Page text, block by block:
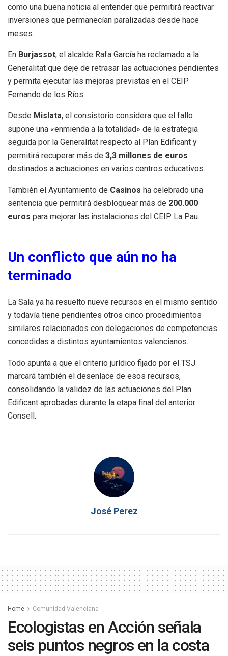
como una buena noticia al entender que permitirá reactivar
inversiones que permanecían paralizadas desde hace
meses.
En Burjassot, el alcalde Rafa García ha reclamado a la
Generalitat que deje de retrasar las actuaciones pendientes
y permita ejecutar las mejoras previstas en el CEIP
Fernando de los Ríos.
Desde Mislata, el consistorio considera que el fallo
supone una «enmienda a la totalidad» de la estrategia
seguida por la Generalitat respecto al Plan Edificant y
permitirá recuperar más de 3,3 millones de euros
destinados a actuaciones en varios centros educativos.
También el Ayuntamiento de Casinos ha celebrado una
sentencia que permitirá desbloquear más de 200.000
euros para mejorar las instalaciones del CEIP La Pau.
Un conflicto que aún no ha
terminado
La Sala ya ha resuelto nueve recursos en el mismo sentido
y todavía tiene pendientes otros cinco procedimientos
similares relacionados con delegaciones de competencias
concedidas a distintos ayuntamientos valencianos.
Todo apunta a que el criterio jurídico fijado por el TSJ
marcará también el desenlace de esos recursos,
consolidando la validez de las actuaciones del Plan
Edificant aprobadas durante la etapa final del anterior
Consell.
José Perez
Home Comunidad Valenciana
Ecologistas en Acción señala
seis puntos negros en la costa